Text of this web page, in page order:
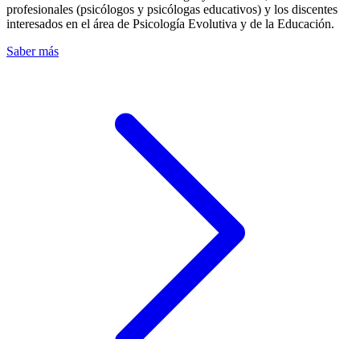
profesionales (psicólogos y psicólogas educativos) y los discentes
interesados en el área de Psicología Evolutiva y de la Educación.
Saber más